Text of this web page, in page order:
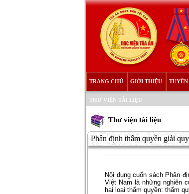
TRANG CHỦ GIỚI THIỆU
THƯ VIỆN TÀI LIỆU
Thư viện tài liệu
Phân định thẩm quyền giải
Nội dung cuốn sách Phân
Việt Nam là những nghiên
hai loại thẩm quyền: thẩm